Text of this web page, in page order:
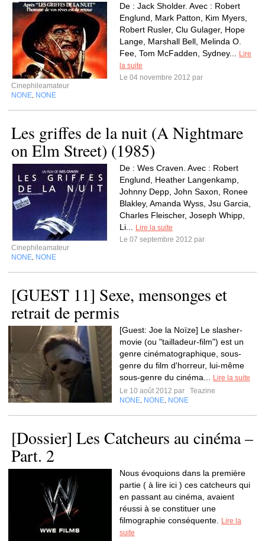
De : Jack Sholder. Avec : Robert
Englund, Mark Patton, Kim Myers,
Robert Rusler, Clu Gulager, Hope
Lange, Marshall Bell, Melinda O.
Fee, Tom McFadden, Sydney...
Lire
la suite
Le 04 novembre 2012 par
Cinephileamateur
NONE NONE
Les griffes de la nuit (A Nightmare
on Elm Street) (1985)
De : Wes Craven. Avec : Robert
Englund, Heather Langenkamp,
Johnny Depp, John Saxon, Ronee
Blakley, Amanda Wyss, Jsu Garcia,
Charles Fleischer, Joseph Whipp,
Li...
Lire la suite
Le 07 septembre 2012 par
Cinephileamateur
NONE NONE
[GUEST 11] Sexe, mensonges et
retrait de permis
[Guest: Joe la Noïze] Le slasher-
movie (ou "tailladeur-film") est un
genre cinématographique, sous-
genre du film d'horreur, lui-même
sous-genre du cinéma...
Lire la suite
Le 10 août 2012 par
Teazine
NONE NONE NONE
[Dossier] Les Catcheurs au cinéma –
Part. 2
Nous évoquions dans la première
partie ( à lire ici ) ces catcheurs qui
en passant au cinéma, avaient
réussi à se constituer une
filmographie conséquente.
Lire la
suite